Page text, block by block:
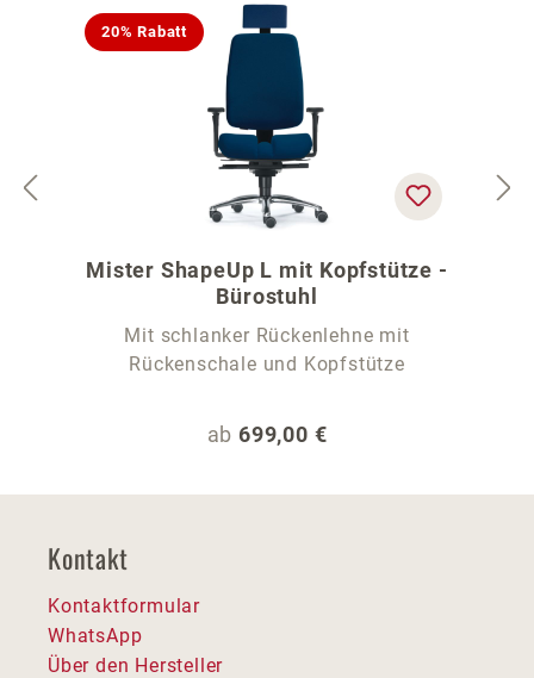
20% Rabatt
Mister ShapeUp L mit Kopfstütze -
Bürostuhl
Mit schlanker Rückenlehne mit
Rückenschale und Kopfstütze
Regulärer Preis:
ab 699,00 €
Kontakt
Kontaktformular
WhatsApp
Über den Hersteller